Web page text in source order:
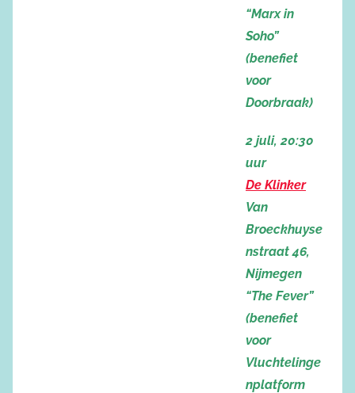
“Marx in
Soho”
(benefiet
voor
Doorbraak)
2 juli, 20:30
uur
De Klinker
Van
Broeckhuyse
nstraat 46,
Nijmegen
“The Fever”
(benefiet
voor
Vluchtelinge
nplatform